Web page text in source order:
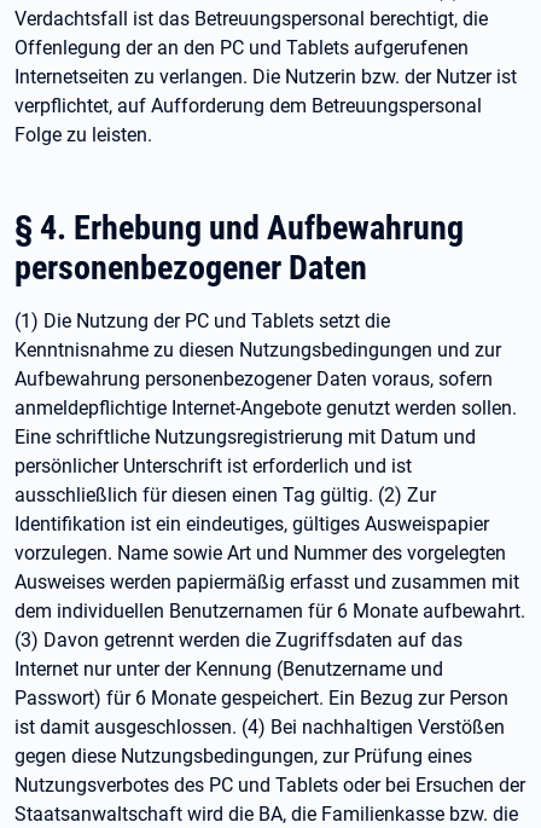
Verdachtsfall ist das Betreuungspersonal berechtigt, die
Offenlegung der an den PC und Tablets aufgerufenen
Internetseiten zu verlangen. Die Nutzerin bzw. der Nutzer ist
verpflichtet, auf Aufforderung dem Betreuungspersonal
Folge zu leisten.
§ 4. Erhebung und Aufbewahrung
personenbezogener Daten
(1) Die Nutzung der PC und Tablets setzt die
Kenntnisnahme zu diesen Nutzungsbedingungen und zur
Aufbewahrung personenbezogener Daten voraus, sofern
anmeldepflichtige Internet-Angebote genutzt werden sollen.
Eine schriftliche Nutzungsregistrierung mit Datum und
persönlicher Unterschrift ist erforderlich und ist
ausschließlich für diesen einen Tag gültig. (2) Zur
Identifikation ist ein eindeutiges, gültiges Ausweispapier
vorzulegen. Name sowie Art und Nummer des vorgelegten
Ausweises werden papiermäßig erfasst und zusammen mit
dem individuellen Benutzernamen für 6 Monate aufbewahrt.
(3) Davon getrennt werden die Zugriffsdaten auf das
Internet nur unter der Kennung (Benutzername und
Passwort) für 6 Monate gespeichert. Ein Bezug zur Person
ist damit ausgeschlossen. (4) Bei nachhaltigen Verstößen
gegen diese Nutzungsbedingungen, zur Prüfung eines
Nutzungsverbotes des PC und Tablets oder bei Ersuchen der
Staatsanwaltschaft wird die BA, die Familienkasse bzw. die